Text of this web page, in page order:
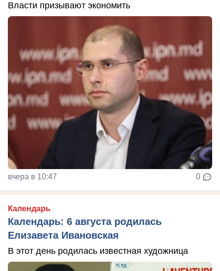
Власти призывают экономить
вчера в 10:47 0
Календарь
Календарь: 6 августа родилась
Елизавета Ивановская
В этот день родилась известная художница